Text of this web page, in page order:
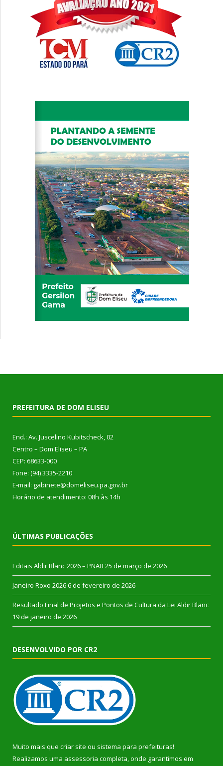
PREFEITURA DE DOM ELISEU
End.: Av. Juscelino Kubitscheck, 02
Centro – Dom Eliseu – PA
CEP: 68633-000
Fone: (94) 3335-2210
E-mail: gabinete@domeliseu.pa.gov.br
Horário de atendimento: 08h às 14h
ÚLTIMAS PUBLICAÇÕES
Editais Aldir Blanc 2026 – PNAB 25 de março de 2026
Janeiro Roxo 2026 6 de fevereiro de 2026
Resultado Final de Projetos e Pontos de Cultura da Lei Aldir Blanc
19 de janeiro de 2026
DESENVOLVIDO POR CR2
Muito mais que criar site ou sistema para prefeituras!
Realizamos uma assessoria completa, onde garantimos em